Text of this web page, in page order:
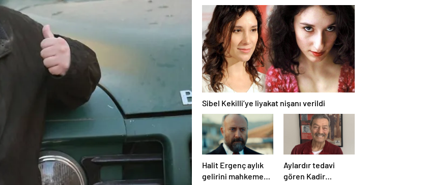
ödeyen tek adam
olabilirim
Sibel Kekilli’ye liyakat nişanı verildi
Halit Ergenç aylık
gelirini mahkeme
Aylardır tedavi
gören Kadir